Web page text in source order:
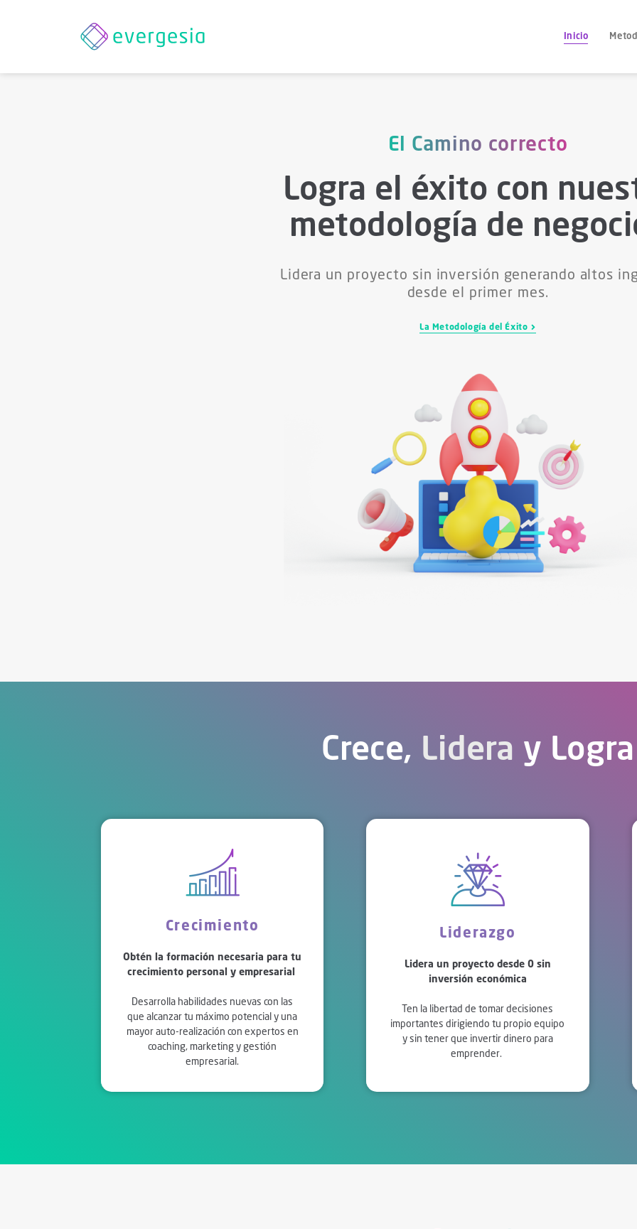
Inicio
El Camino correcto
Logra el éxito con
metodología de
Lidera un proyecto sin inversión generando altos
desde el primer mes.
La Metodología del Éxito
Crece, Lidera y Logra
Crecimiento
Obtén la formación necesaria para tu
crecimiento personal y empresarial
Desarrolla habilidades nuevas con las
que alcanzar tu máximo potencial y una
mayor auto-realización con expertos en
coaching, marketing y gestión
empresarial.
Liderazgo
Lidera un proyecto desde 0 sin
inversión económica
Ten la libertad de tomar decisiones
importantes dirigiendo tu propio equipo
y sin tener que invertir dinero para
emprender.